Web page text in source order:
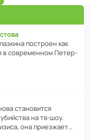
пост­роен как
в совре­менном Пете­р­
стано­вится
на тв-шоу.
она приезжает…